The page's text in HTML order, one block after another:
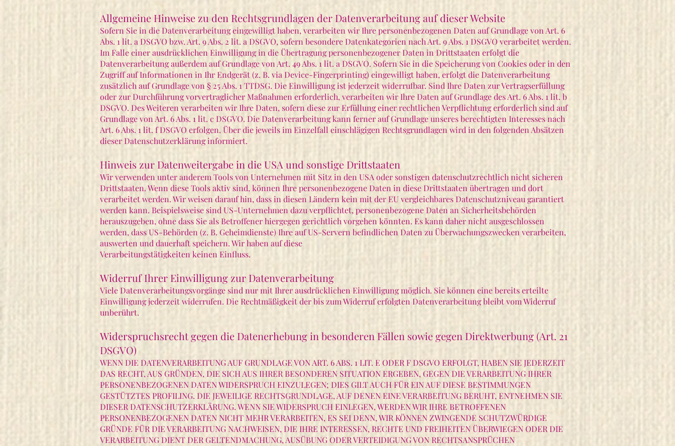
Allgemeine Hinweise zu den Rechtsgrundlagen der Datenverarbeitung auf dieser Website
Sofern Sie in die Datenverarbeitung eingewilligt haben, verarbeiten wir Ihre personenbezogenen Daten auf Grundlage von Art. 6
Abs. 1 lit. a DSGVO bzw. Art. 9 Abs. 2 lit. a DSGVO, sofern besondere Datenkategorien nach Art. 9 Abs. 1 DSGVO verarbeitet werden.
Im Falle einer ausdrücklichen Einwilligung in die Übertragung personenbezogener Daten in Drittstaaten erfolgt die
Datenverarbeitung außerdem auf Grundlage von Art. 49 Abs. 1 lit. a DSGVO. Sofern Sie in die Speicherung von Cookies oder in den
Zugriff auf Informationen in Ihr Endgerät (z. B. via Device-Fingerprinting) eingewilligt haben, erfolgt die Datenverarbeitung
zusätzlich auf Grundlage von § 25 Abs. 1 TTDSG. Die Einwilligung ist jederzeit widerrufbar. Sind Ihre Daten zur Vertragserfüllung
oder zur Durchführung vorvertraglicher Maßnahmen erforderlich, verarbeiten wir Ihre Daten auf Grundlage des Art. 6 Abs. 1 lit. b
DSGVO. Des Weiteren verarbeiten wir Ihre Daten, sofern diese zur Erfüllung einer rechtlichen Verpflichtung erforderlich sind auf
Grundlage von Art. 6 Abs. 1 lit. c DSGVO. Die Datenverarbeitung kann ferner auf Grundlage unseres berechtigten Interesses nach
Art. 6 Abs. 1 lit. f DSGVO erfolgen. Über die jeweils im Einzelfall einschlägigen Rechtsgrundlagen wird in den folgenden Absätzen
dieser Datenschutzerklärung informiert.
Hinweis zur Datenweitergabe in die USA und sonstige Drittstaaten
Wir verwenden unter anderem Tools von Unternehmen mit Sitz in den USA oder sonstigen datenschutzrechtlich nicht sicheren
Drittstaaten. Wenn diese Tools aktiv sind, können Ihre personenbezogene Daten in diese Drittstaaten übertragen und dort
verarbeitet werden. Wir weisen darauf hin, dass in diesen Ländern kein mit der EU vergleichbares Datenschutzniveau garantiert
werden kann. Beispielsweise sind US-Unternehmen dazu verpflichtet, personenbezogene Daten an Sicherheitsbehörden
herauszugeben, ohne dass Sie als Betroffener hiergegen gerichtlich vorgehen könnten. Es kann daher nicht ausgeschlossen
werden, dass US-Behörden (z. B. Geheimdienste) Ihre auf US-Servern befindlichen Daten zu Überwachungszwecken verarbeiten,
auswerten und dauerhaft speichern. Wir haben auf diese
Verarbeitungstätigkeiten keinen Einfluss.
Widerruf Ihrer Einwilligung zur Datenverarbeitung
Viele Datenverarbeitungsvorgänge sind nur mit Ihrer ausdrücklichen Einwilligung möglich. Sie können eine bereits erteilte
Einwilligung jederzeit widerrufen. Die Rechtmäßigkeit der bis zum Widerruf erfolgten Datenverarbeitung bleibt vom Widerruf
unberührt.
Widerspruchsrecht gegen die Datenerhebung in besonderen Fällen sowie gegen Direktwerbung (Art. 21
DSGVO)
WENN DIE DATENVERARBEITUNG AUF GRUNDLAGE VON ART. 6 ABS. 1 LIT. E ODER F DSGVO ERFOLGT, HABEN SIE JEDERZEIT
DAS RECHT, AUS GRÜNDEN, DIE SICH AUS IHRER BESONDEREN SITUATION ERGEBEN, GEGEN DIE VERARBEITUNG IHRER
PERSONENBEZOGENEN DATEN WIDERSPRUCH EINZULEGEN; DIES GILT AUCH FÜR EIN AUF DIESE BESTIMMUNGEN
GESTÜTZTES PROFILING. DIE JEWEILIGE RECHTSGRUNDLAGE, AUF DENEN EINE VERARBEITUNG BERUHT, ENTNEHMEN SIE
DIESER DATENSCHUTZERKLÄRUNG. WENN SIE WIDERSPRUCH EINLEGEN, WERDEN WIR IHRE BETROFFENEN
PERSONENBEZOGENEN DATEN NICHT MEHR VERARBEITEN, ES SEI DENN, WIR KÖNNEN ZWINGENDE SCHUTZWÜRDIGE
GRÜNDE FÜR DIE VERARBEITUNG NACHWEISEN, DIE IHRE INTERESSEN, RECHTE UND FREIHEITEN ÜBERWIEGEN ODER DIE
VERARBEITUNG DIENT DER GELTENDMACHUNG, AUSÜBUNG ODER VERTEIDIGUNG VON RECHTSANSPRÜCHEN